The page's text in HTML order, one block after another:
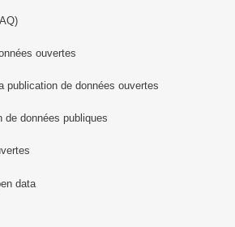
ouvertes
publication de données ouvertes
de données publiques
data